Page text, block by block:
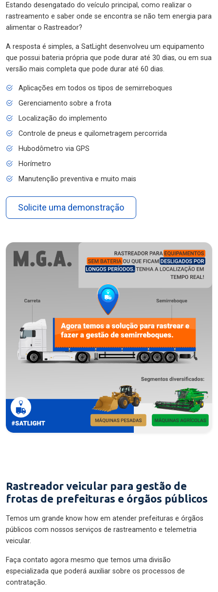
Estando desengatado do veículo principal, como realizar o
rastreamento e saber onde se encontra se não tem energia para
alimentar o Rastreador?
A resposta é simples, a SatLight desenvolveu um equipamento
que possui bateria própria que pode durar até 30 dias, ou em sua
versão mais completa que pode durar até 60 dias.
Aplicações em todos os tipos de semirreboques
Gerenciamento sobre a frota
Localização do implemento
Controle de pneus e quilometragem percorrida
Hubodômetro via GPS
Horímetro
Manutenção preventiva e muito mais
Solicite uma demonstração
Rastreador veicular para gestão de
frotas de prefeituras e órgãos públicos
Temos um grande know how em atender prefeituras e órgãos
públicos com nossos serviços de rastreamento e telemetria
veicular.
Faça contato agora mesmo que temos uma divisão
especializada que poderá auxiliar sobre os processos de
contratação.